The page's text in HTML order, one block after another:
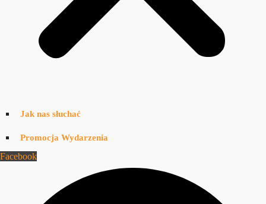
Jak nas słuchać
Promocja Wydarzenia
Facebook